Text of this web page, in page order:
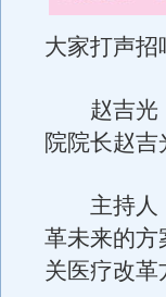
大家打声招
赵吉光：
院院长赵吉
主持人：
革未来的方
关医疗改革